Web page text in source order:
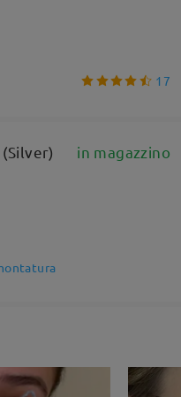
17
in magazzino